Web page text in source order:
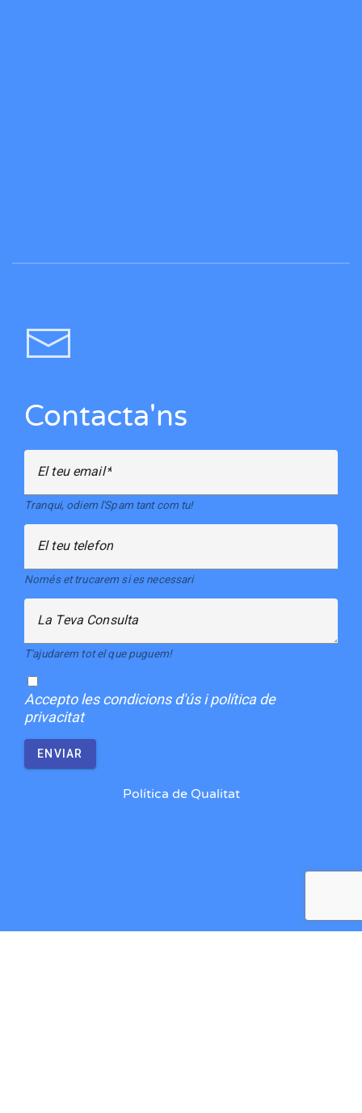
Contacta'ns
El teu email
Tranqui, odiem l'Spam tant com tu!
El teu telefon
Només et trucarem si es necessari
La Teva Consulta
T'ajudarem tot el que puguem!
Acceptoles condicions d'ús i política de
privacitat
ENVIAR
Política de Qualitat